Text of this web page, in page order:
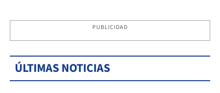
PUBLICIDAD
ÚLTIMAS NOTICIAS